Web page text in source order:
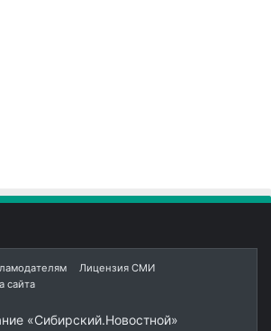
Лицензия СМИ
сайта
«Сибирский.Новостной»